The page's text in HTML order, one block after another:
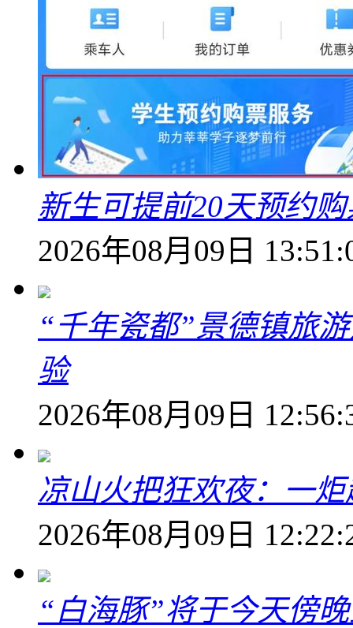
新生可提前20天预约
2026年08月09日
“千年瓷都”景德镇旅
验
2026年08月09日
凉山火把狂欢夜：一
2026年08月09日
“白海豚”将于今天傍